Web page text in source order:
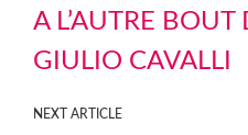
A L’AUTRE BOUT
GIULIO CAVALLI
NEXT ARTICLE